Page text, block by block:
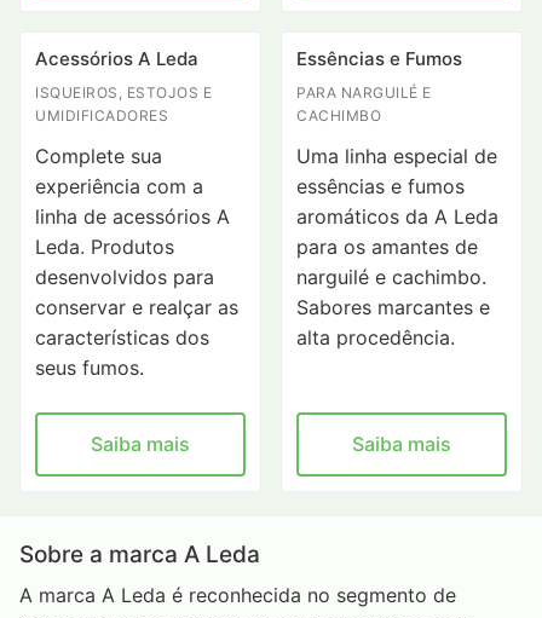
Acessórios A Leda
ISQUEIROS, ESTOJOS E
UMIDIFICADORES
Complete sua
experiência com a
linha de acessórios A
Leda. Produtos
desenvolvidos para
conservar e realçar as
características dos
seus fumos.
Saiba mais
Essências e Fumos
PARA NARGUILÉ E
CACHIMBO
Uma linha especial de
essências e fumos
aromáticos da A Leda
para os amantes de
narguilé e cachimbo.
Sabores marcantes e
alta procedência.
Saiba mais
Sobre a marca A Leda
A marca A Leda é reconhecida no segmento de